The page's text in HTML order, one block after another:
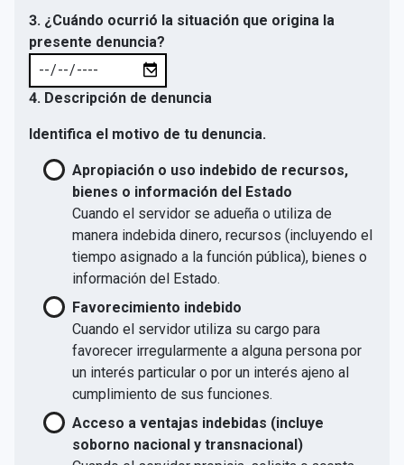
3. ¿Cuándo ocurrió la situación que origina la
presente denuncia?
4. Descripción de denuncia
Identifica el motivo de tu denuncia.
Apropiación o uso indebido de recursos,
bienes o información del Estado
Cuando el servidor se adueña o utiliza de
manera indebida dinero, recursos (incluyendo el
tiempo asignado a la función pública), bienes o
información del Estado.
Favorecimiento indebido
Cuando el servidor utiliza su cargo para
favorecer irregularmente a alguna persona por
un interés particular o por un interés ajeno al
cumplimiento de sus funciones.
Acceso a ventajas indebidas (incluye
soborno nacional y transnacional)